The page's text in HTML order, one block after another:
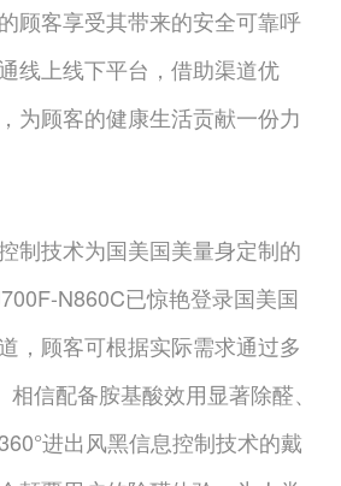
顾客享受其带来的安全可靠呼
线上线下平台，借助渠道优
为顾客的健康生活贡献一份力
制技术为国美国美量身定制的
N860C已惊艳登录国美国
，顾客可根据实际需求通过多
相信配备胺基酸效用显著除醛、
进出风黑信息控制技术的戴